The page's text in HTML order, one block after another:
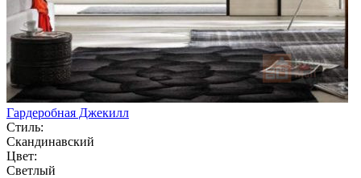
Гардеробная Джекилл
Стиль:
Скандинавский
Цвет:
Светлый